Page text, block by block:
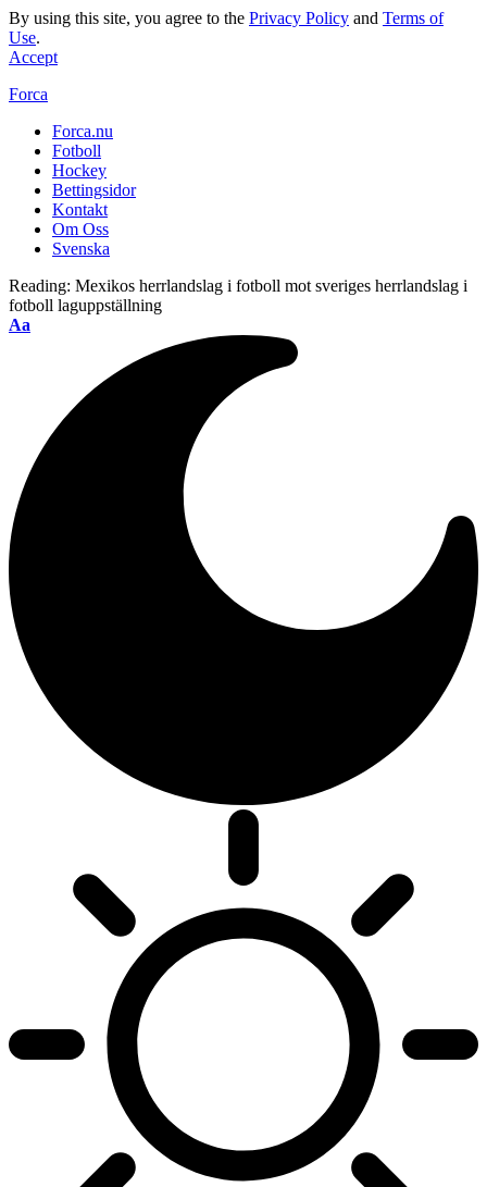
By using this site, you agree to the Privacy Policy and Terms of
Use.
Accept
Forca
Forca.nu
Fotboll
Hockey
Bettingsidor
Kontakt
Om Oss
Svenska
Reading: Mexikos herrlandslag i fotboll mot sveriges herrlandslag i
fotboll laguppställning
Aa